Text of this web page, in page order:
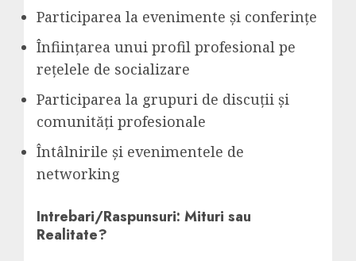
Participarea la evenimente și conferințe
Înființarea unui profil profesional pe
rețelele de socializare
Participarea la grupuri de discuții și
comunități profesionale
Întâlnirile și evenimentele de
networking
Intrebari/Raspunsuri: Mituri sau
Realitate?